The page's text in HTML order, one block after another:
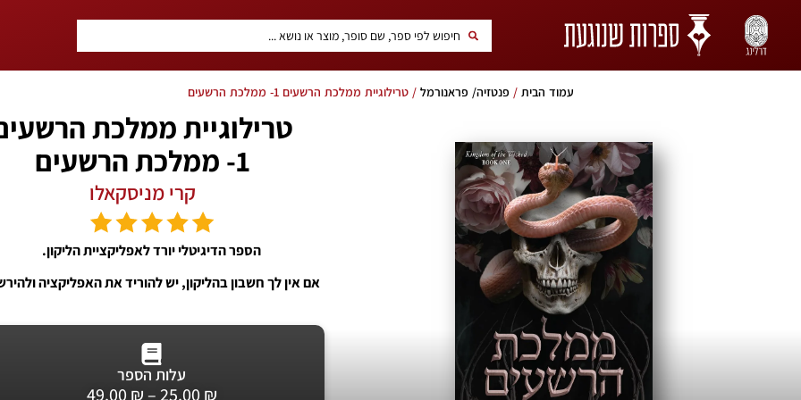
עמוד הבית / פנטזיה/ פראנורמל / טרילוגיית ממלכת הרשעים 1- ממלכת הרשעים
טרילוגיית ממלכת
1- ממלכת הרשעים
קרי מניסקאלו
הספר הדיגיטלי יורד לאפליקציית הליקון.
אם אין לך חשבון בהליקון, יש להוריד את האפליקציה
עלות הספר
₪
–
₪